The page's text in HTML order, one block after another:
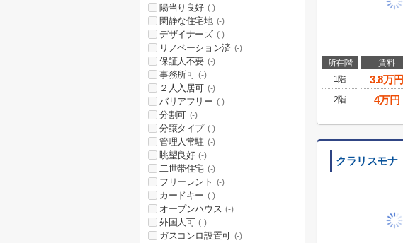
所在階 賃料
1階
3.8万円
2階
4万円
クラリスモナ
陽当り良好 (-)
閑静な住宅地 (-)
デザイナーズ (-)
リノベーション済 (-)
保証人不要 (-)
事務所可 (-)
２人入居可 (-)
バリアフリー (-)
分割可 (-)
分譲タイプ (-)
管理人常駐 (-)
眺望良好 (-)
二世帯住宅 (-)
フリーレント (-)
カードキー (-)
オープンハウス (-)
外国人可 (-)
ガスコンロ設置可 (-)